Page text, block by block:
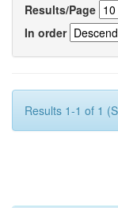
Results/Page
In order
Results 1-1 of 1